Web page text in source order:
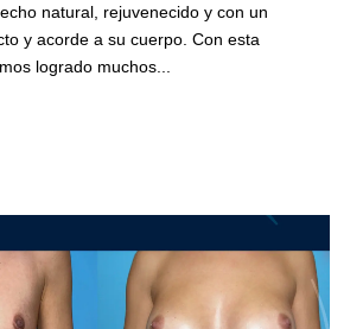
natural, rejuvenecido y con un
y acorde a su cuerpo. Con esta
logrado muchos...